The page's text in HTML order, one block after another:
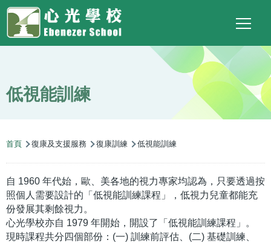
移至主內容
Top
Social
Link
Language
switcher
Main
navigation
低視能訓練
導
連
結
首頁 復康及支援服務 復康訓練 低視能訓練
自 1960 年代始，歐、美各地的視力專家均認為，只要透過按
照個人需要設計的「低視能訓練課程」，低視力兒童都能充
份發展其剩餘視力。
心光學校亦自 1979 年開始，開設了「低視能訓練課程」。
現時課程共分四個部份：(一) 訓練前評估、(二) 基礎訓練、